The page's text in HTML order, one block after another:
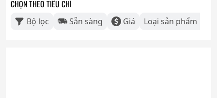
CHỌN THEO TIÊU CHÍ
Bộ lọc Sẵn sàng Giá Loại sản phẩm